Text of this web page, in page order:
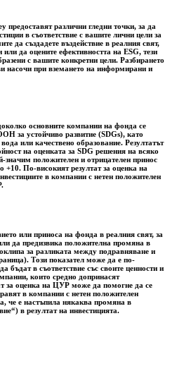
различни гледни точки, за да
в съответствие с вашите лични цели за
да създадете въздействие в реалния свят,
да оцените ефективността на ESG, тези
с вашите конкретни цели. Разбирането
насочи при вземането на информирани и
основните компании на фонда се
за устойчиво развитие (SDGs), като
или качествено образование. Резултатът
на оценката за SDG решения на всяко
значим положителен и отрицателен принос
По-високият резултат за оценка на
в компании с нетен положителен
или приноса на фонда в реалния свят, за
да предизвика положителна промяна в
за разликата между подравняване и
Този показател може да е по-
бъдат в съответствие със своите ценности и
които средно допринасят
за оценка на ЦУР може да помогне да се
в компании с нетен положителен
че е настъпила някаква промяна в
в резултат на инвестицията.